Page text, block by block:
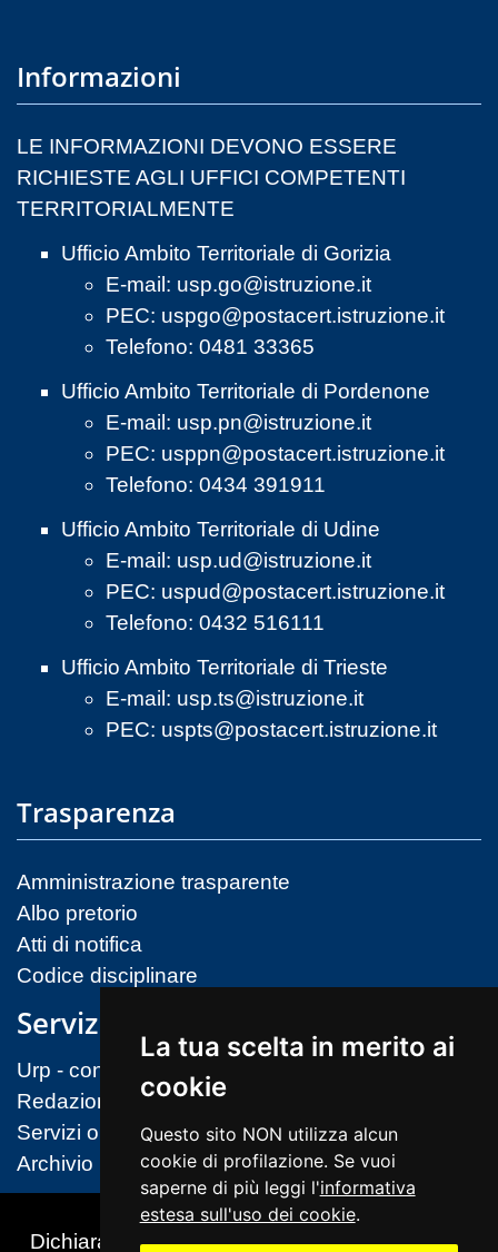
La tua scelta in merito ai
cookie
Questo sito NON utilizza alcun
cookie di profilazione. Se vuoi
saperne di più leggi l'informativa
estesa sull'uso dei cookie.
Informazioni
LE INFORMAZIONI DEVONO ESSERE
RICHIESTE AGLI UFFICI COMPETENTI
TERRITORIALMENTE
Ufficio Ambito Territoriale di Gorizia
E-mail: usp.go@istruzione.it
PEC: uspgo@postacert.istruzione.it
Telefono: 0481 33365
Ufficio Ambito Territoriale di Pordenone
E-mail: usp.pn@istruzione.it
PEC: usppn@postacert.istruzione.it
Telefono: 0434 391911
Ufficio Ambito Territoriale di Udine
E-mail: usp.ud@istruzione.it
PEC: uspud@postacert.istruzione.it
Telefono: 0432 516111
Ufficio Ambito Territoriale di Trieste
E-mail: usp.ts@istruzione.it
PEC: uspts@postacert.istruzione.it
Trasparenza
Amministrazione trasparente
Albo pretorio
Atti di notifica
Codice disciplinare
Servizi
Urp - contatti
Redazione sito
Servizi on-line (MIM)
Archivio
Dichiarazione di accessibilità